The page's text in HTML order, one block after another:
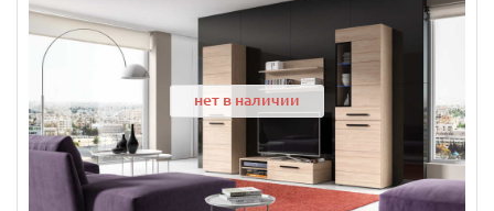
нет в наличии